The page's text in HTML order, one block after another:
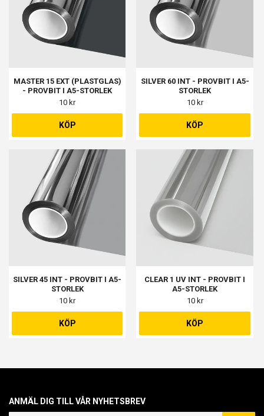
MASTER 15 EXT (PLASTGLAS)
- PROVBIT I A5-STORLEK
10 kr
KÖP
SILVER 60 INT - PROVBIT I A5-
STORLEK
10 kr
KÖP
SILVER 45 INT - PROVBIT I A5-
STORLEK
10 kr
KÖP
CLEAR 1 UV INT - PROVBIT I
A5-STORLEK
10 kr
KÖP
ANMÄL DIG TILL VÅR NYHETSBREV